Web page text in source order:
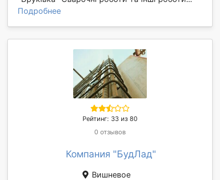
Подробнее
Рейтинг: 33 из 80
0 отзывов
Компания "БудЛад"
Вишневое